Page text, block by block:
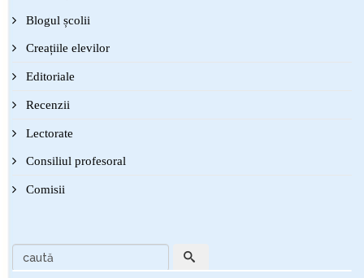
Blogul școlii
Creațiile elevilor
Editoriale
Recenzii
Lectorate
Consiliul profesoral
Comisii